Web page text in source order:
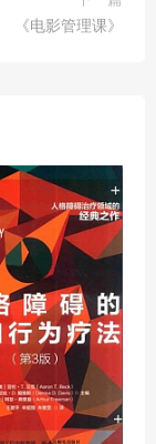
《电影管理课》